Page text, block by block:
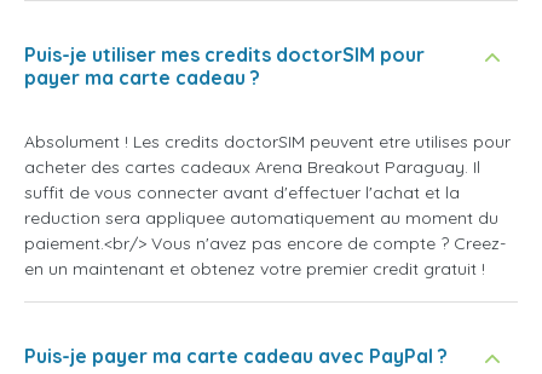
Puis-je utiliser mes credits doctorSIM pour
payer ma carte cadeau ?
Absolument ! Les credits doctorSIM peuvent etre utilises pour
acheter des cartes cadeaux Arena Breakout Paraguay. Il
suffit de vous connecter avant d'effectuer l'achat et la
reduction sera appliquee automatiquement au moment du
paiement.<br/> Vous n'avez pas encore de compte ? Creez-
en un maintenant et obtenez votre premier credit gratuit !
Puis-je payer ma carte cadeau avec PayPal ?